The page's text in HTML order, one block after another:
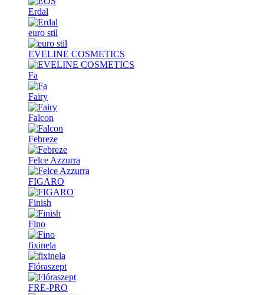
Erdal
euro stil
EVELINE COSMETICS
Fa
Fairy
Falcon
Febreze
Felce Azzurra
FIGARO
Finish
Fino
fixinela
Flóraszept
FRE-PRO